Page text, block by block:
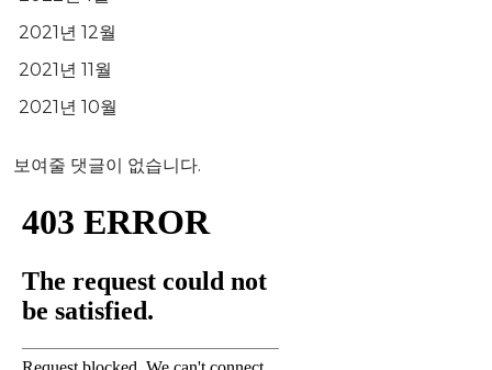
2021년 12월
2021년 11월
2021년 10월
보여줄 댓글이 없습니다.